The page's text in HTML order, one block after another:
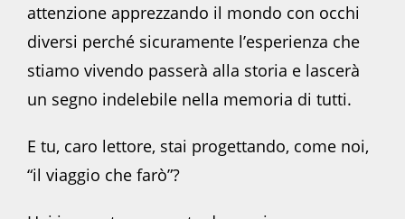
attenzione apprezzando il mondo con occhi
diversi perché sicuramente l’esperienza che
stiamo vivendo passerà alla storia e lascerà
un segno indelebile nella memoria di tutti.
E tu, caro lettore, stai progettando, come noi,
“il viaggio che farò”?